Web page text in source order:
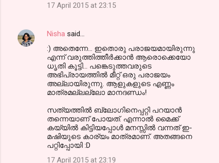
17 April 2015 at 23:15
Nisha said…
:) അതെന്നേ... ഇതൊരു പരാജയമായിരുന്നു
എന്ന്‍ വരുത്തിത്തീര്‍ക്കാന്‍ ആരൊക്കെയോ
ധൃതി കൂട്ടി... പങ്കെടുത്തവരുടെ
അഭിപ്രായത്തില്‍ മീറ്റ്‌ ഒരു പരാജയം
അല്ലായിരുന്നു. ആളുകളുടെ എണ്ണം
മാത്രമല്ലല്ലോ മാനദണ്ഡം!
സത്യത്തില്‍ ബ്ലോഗിനെപ്പറ്റി പറയാന്‍
തന്നെയാണ് പോയത്. എന്നാല്‍ മൈക്ക്
കയ്യില്‍ കിട്ടിയപ്പോള്‍ മനസ്സില്‍ വന്നത് ഇ-
മഷിയുടെ കാര്യം മാത്രമാണ്. അതങ്ങനെ
പറ്റിപ്പോയി :D
17 April 2015 at 23:19